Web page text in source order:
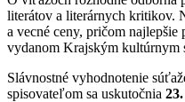
literátov a literárnych kritikov.
a vecné ceny, pričom
vydanom Krajským kultúrnym
Slávnostné vyhodnotenie
spisovateľom sa uskutočnia